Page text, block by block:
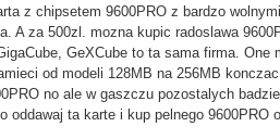
z chipsetem 9600PRO z bardzo
A za 500zl. mozna kupic radoslawa
GeXCube to ta sama firma. One
od modeli 128MB na 256MB
no ale w gaszczu pozostalych
ta karte i kup pelnego 9600PRO